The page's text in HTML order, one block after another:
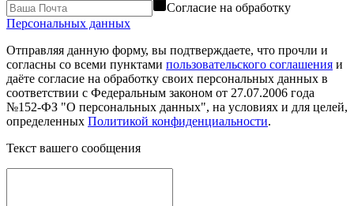
Согласие на обработку
Персональных данных
Отправляя данную форму, вы подтверждаете, что прочли и
согласны со всеми пунктами пользовательского соглашения и
даёте согласие на обработку своих персональных данных в
соответствии с Федеральным законом от 27.07.2006 года
№152-ФЗ "О персональных данных", на условиях и для целей,
определенных Политикой конфиденциальности.
Текст вашего сообщения